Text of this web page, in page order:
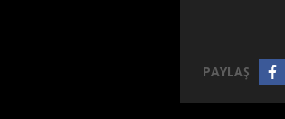
PAYLAŞ